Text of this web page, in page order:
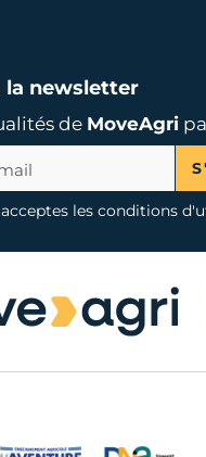
la newsletter
de MoveAgri
les conditions